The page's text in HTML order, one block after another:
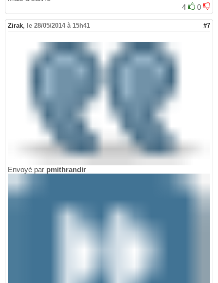
4
0
Zirak, le 28/05/2014 à 15h41 #7
Envoyé par pmithrandir